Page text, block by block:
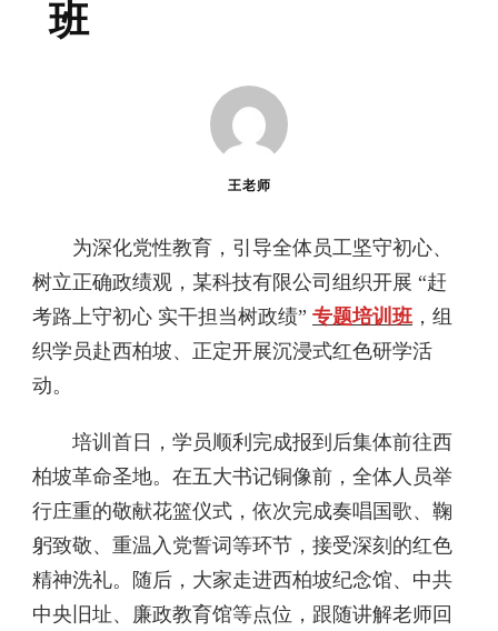
班
王老师
为深化党性教育，引导全体员工坚守初心、
树立正确政绩观，某科技有限公司组织开展 “赶
考路上守初心 实干担当树政绩” 专题培训班，组
织学员赴西柏坡、正定开展沉浸式红色研学活
动。
培训首日，学员顺利完成报到后集体前往西
柏坡革命圣地。在五大书记铜像前，全体人员举
行庄重的敬献花篮仪式，依次完成奏唱国歌、鞠
躬致敬、重温入党誓词等环节，接受深刻的红色
精神洗礼。随后，大家走进西柏坡纪念馆、中共
中央旧址、廉政教育馆等点位，跟随讲解老师回